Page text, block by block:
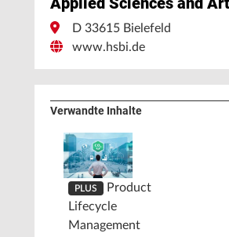
D 33615 Bielefeld
www.hsbi.de
Verwandte Inhalte
PLUS
Product
Lifecycle
Management